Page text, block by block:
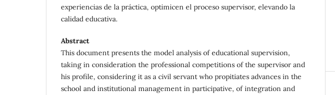
experiencias de la práctica, optimicen el proceso supervisor, elevando la
calidad educativa.
Abstract
This document presents the model analysis of educational supervision,
taking in consideration the professional competitions of the supervisor and
his profile, considering it as a civil servant who propitiates advances in the
school and institutional management in participative, of integration and